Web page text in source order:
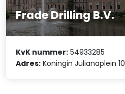
Frade Drilling B.V.
KvK nummer: 54933285
Adres: Koningin Julianaplein 10